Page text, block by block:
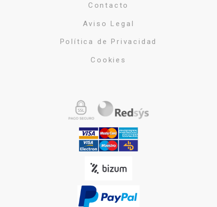
Contacto
Aviso Legal
Política de Privacidad
Cookies